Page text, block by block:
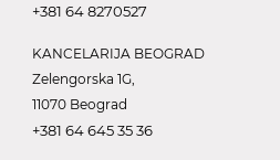
+381 64 8270527
KANCELARIJA BEOGRAD
Zelengorska 1G,
11070 Beograd
+381 64 645 35 36